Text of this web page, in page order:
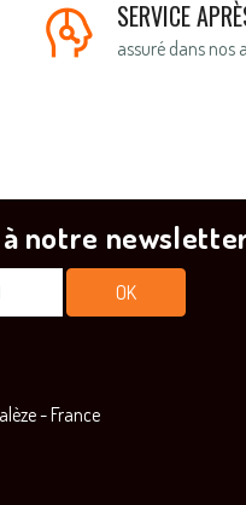
SERVICE
assuré dans nos
notre
- France